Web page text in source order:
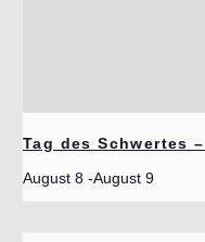
Tag des Schwertes
August 8 -August 9